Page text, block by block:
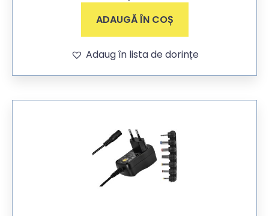
ADAUGĂ ÎN COȘ
Adaug în lista de dorințe